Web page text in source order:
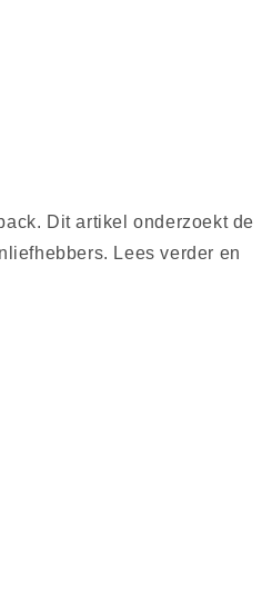
Dit artikel onderzoekt de
Lees verder en